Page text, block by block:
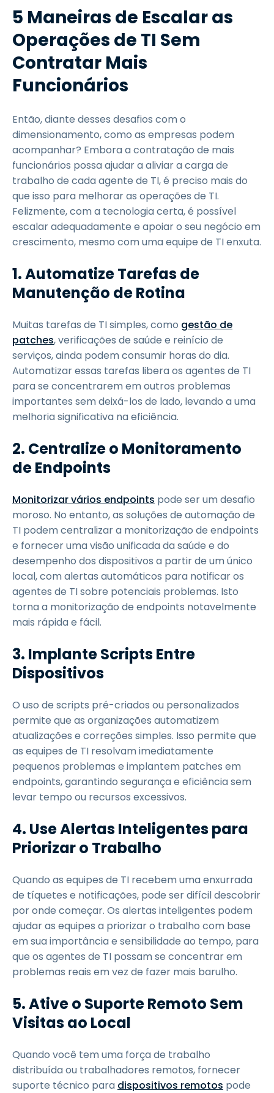
5 Maneiras de Escalar as
Operações de TI Sem
Contratar Mais
Funcionários
Então, diante desses desafios com o
dimensionamento, como as empresas podem
acompanhar? Embora a contratação de mais
funcionários possa ajudar a aliviar a carga de
trabalho de cada agente de TI, é preciso mais do
que isso para melhorar as operações de TI.
Felizmente, com a tecnologia certa, é possível
escalar adequadamente e apoiar o seu negócio em
crescimento, mesmo com uma equipe de TI enxuta.
1. Automatize Tarefas de
Manutenção de Rotina
Muitas tarefas de TI simples, como gestão de
patches, verificações de saúde e reinício de
serviços, ainda podem consumir horas do dia.
Automatizar essas tarefas libera os agentes de TI
para se concentrarem em outros problemas
importantes sem deixá-los de lado, levando a uma
melhoria significativa na eficiência.
2. Centralize o Monitoramento
de Endpoints
Monitorizar vários endpoints pode ser um desafio
moroso. No entanto, as soluções de automação de
TI podem centralizar a monitorização de endpoints
e fornecer uma visão unificada da saúde e do
desempenho dos dispositivos a partir de um único
local, com alertas automáticos para notificar os
agentes de TI sobre potenciais problemas. Isto
torna a monitorização de endpoints notavelmente
mais rápida e fácil.
3. Implante Scripts Entre
Dispositivos
O uso de scripts pré-criados ou personalizados
permite que as organizações automatizem
atualizações e correções simples. Isso permite que
as equipes de TI resolvam imediatamente
pequenos problemas e implantem patches em
endpoints, garantindo segurança e eficiência sem
levar tempo ou recursos excessivos.
4. Use Alertas Inteligentes para
Priorizar o Trabalho
Quando as equipes de TI recebem uma enxurrada
de tíquetes e notificações, pode ser difícil descobrir
por onde começar. Os alertas inteligentes podem
ajudar as equipes a priorizar o trabalho com base
em sua importância e sensibilidade ao tempo, para
que os agentes de TI possam se concentrar em
problemas reais em vez de fazer mais barulho.
5. Ative o Suporte Remoto Sem
Visitas ao Local
Quando você tem uma força de trabalho
distribuída ou trabalhadores remotos, fornecer
suporte técnico para dispositivos remotos pode